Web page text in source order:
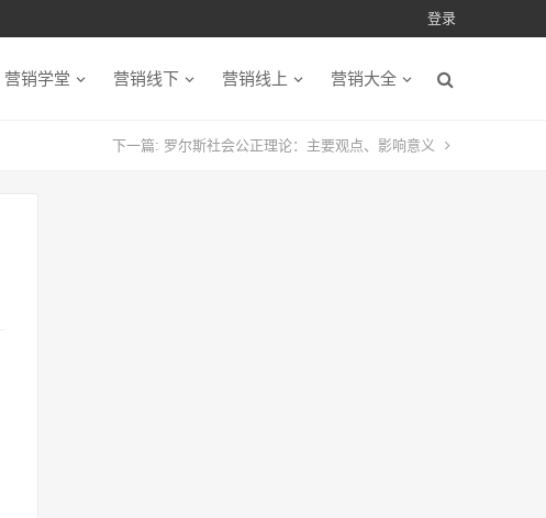
登录
营销学堂 营销线下 营销线上 营销大全
下一篇: 罗尔斯社会公正理论：主要观点、影响意义